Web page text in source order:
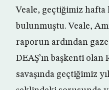
Veale, geçtiğimiz
bulunmuştu. Veale,
raporun ardından
DEAŞ’ın başkenti olan
savaşında geçtiğimiz